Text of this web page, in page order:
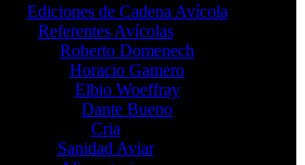
Ediciones de Cadena Avícola
Referentes Avícolas
Roberto Domenech
Horacio Gamero
Elbio Woeffray
Dante Bueno
Cria
Sanidad Aviar